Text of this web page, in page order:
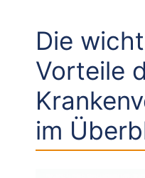
Die
Vorteile
im